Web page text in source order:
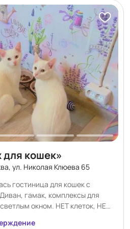
кошек»
ул. Николая Клюева 65
гостиница для кошек с
гамак, комплексы для
НЕТ клеток, НЕТ
Кошки — ценители